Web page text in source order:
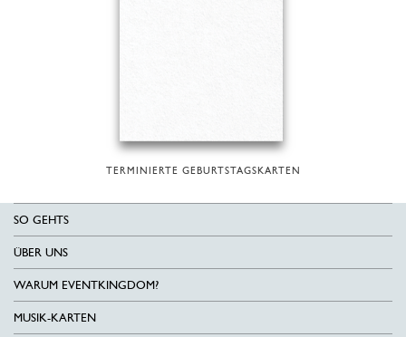
TERMINIERTE GEBURTSTAGSKARTEN
SO GEHTS
ÜBER UNS
WARUM EVENTKINGDOM?
MUSIK-KARTEN